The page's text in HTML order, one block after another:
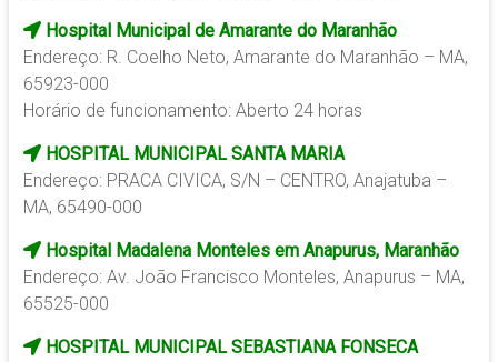
Hospital Municipal de Amarante do Maranhão
Endereço: R. Coelho Neto, Amarante do Maranhão – MA,
65923-000
Horário de funcionamento: Aberto 24 horas
HOSPITAL MUNICIPAL SANTA MARIA
Endereço: PRACA CIVICA, S/N – CENTRO, Anajatuba –
MA, 65490-000
Hospital Madalena Monteles em Anapurus, Maranhão
Endereço: Av. João Francisco Monteles, Anapurus – MA,
65525-000
HOSPITAL MUNICIPAL SEBASTIANA FONSECA